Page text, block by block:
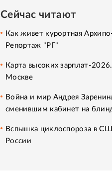
Сейчас читают
Как живет курортная
Репортаж "РГ"
Карта высоких зарплат-
Москве
Война и мир Андрея
сменившим кабинет на
Вспышка циклоспороза в
России